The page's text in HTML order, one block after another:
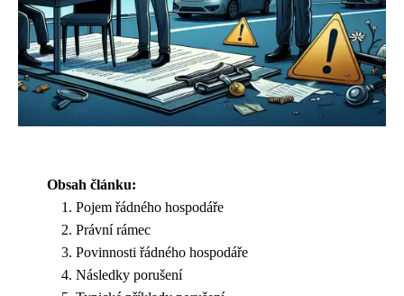
Obsah článku:
Pojem řádného hospodáře
Právní rámec
Povinnosti řádného hospodáře
Následky porušení